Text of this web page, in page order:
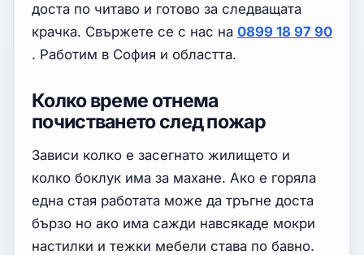
доста по читаво и готово за следващата
крачка. Свържете се с нас на 0899 18 97 90
. Работим в София и областта.
Колко време отнема
почистването след пожар
Зависи колко е засегнато жилището и
колко боклук има за махане. Ако е горяла
една стая работата може да тръгне доста
бързо но ако има сажди навсякаде мокри
настилки и тежки мебели става по бавно.